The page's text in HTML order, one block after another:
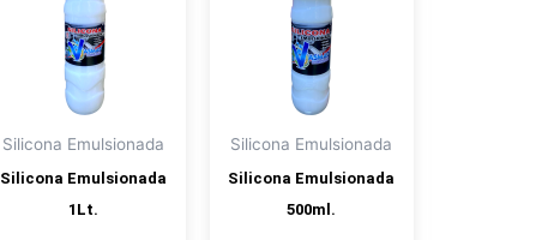
Silicona Emulsionada
Silicona Emulsionada
1Lt.
Silicona Emulsionada
Silicona Emulsionada
500ml.